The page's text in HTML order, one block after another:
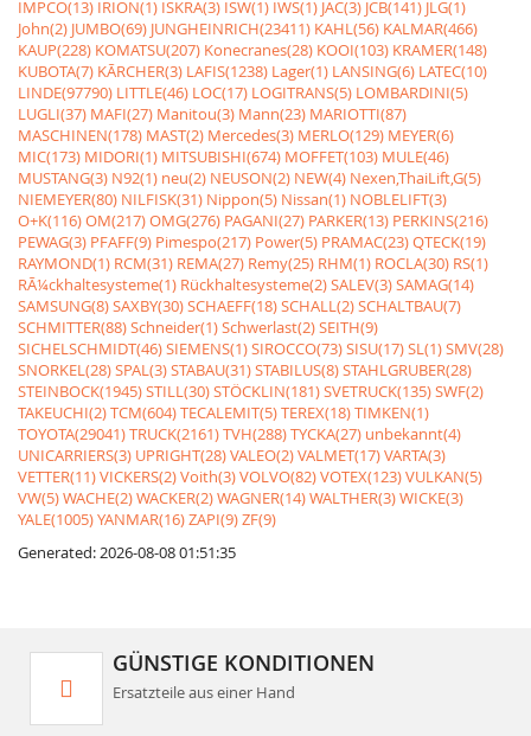
IMPCO(13) IRION(1) ISKRA(3) ISW(1) IWS(1) JAC(3) JCB(141) JLG(1)
John(2) JUMBO(69) JUNGHEINRICH(23411) KAHL(56) KALMAR(466)
KAUP(228) KOMATSU(207) Konecranes(28) KOOI(103) KRAMER(148)
KUBOTA(7) KÃRCHER(3) LAFIS(1238) Lager(1) LANSING(6) LATEC(10)
LINDE(97790) LITTLE(46) LOC(17) LOGITRANS(5) LOMBARDINI(5)
LUGLI(37) MAFI(27) Manitou(3) Mann(23) MARIOTTI(87)
MASCHINEN(178) MAST(2) Mercedes(3) MERLO(129) MEYER(6)
MIC(173) MIDORI(1) MITSUBISHI(674) MOFFET(103) MULE(46)
MUSTANG(3) N92(1) neu(2) NEUSON(2) NEW(4) Nexen,ThaiLift,G(5)
NIEMEYER(80) NILFISK(31) Nippon(5) Nissan(1) NOBLELIFT(3)
O+K(116)OM(217)OMG(276) PAGANI(27) PARKER(13) PERKINS(216)
PEWAG(3) PFAFF(9) Pimespo(217) Power(5) PRAMAC(23)QTECK(19)
RAYMOND(1) RCM(31) REMA(27) Remy(25) RHM(1) ROCLA(30) RS(1)
RÃ¼ckhaltesysteme(1) Rückhaltesysteme(2)SALEV(3)SAMAG(14)
SAMSUNG(8)SAXBY(30)SCHAEFF(18)SCHALL(2)SCHALTBAU(7)
SCHMITTER(88)Schneider(1)Schwerlast(2)SEITH(9)
SICHELSCHMIDT(46)SIEMENS(1)SIROCCO(73)SISU(17)SL(1)SMV(28)
SNORKEL(28)SPAL(3)STABAU(31)STABILUS(8)STAHLGRUBER(28)
STEINBOCK(1945)STILL(30)STÖCKLIN(181)SVETRUCK(135)SWF(2)
TAKEUCHI(2)TCM(604)TECALEMIT(5)TEREX(18)TIMKEN(1)
TOYOTA(29041)TRUCK(2161)TVH(288)TYCKA(27) unbekannt(4)
UNICARRIERS(3) UPRIGHT(28)VALEO(2)VALMET(17)VARTA(3)
VETTER(11)VICKERS(2)Voith(3)VOLVO(82)VOTEX(123)VULKAN(5)
VW(5)WACHE(2)WACKER(2)WAGNER(14)WALTHER(3)WICKE(3)
YALE(1005)YANMAR(16)ZAPI(9)ZF(9)
Generated: 2026-08-08 01:51:35
GÜNSTIGE KONDITIONEN
Ersatzteile aus einer Hand